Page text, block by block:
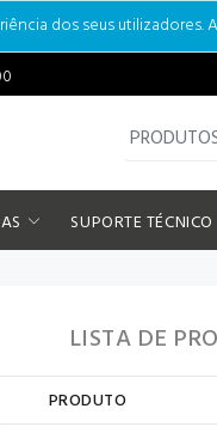
dos seus
SUPORTE TÉCNICO
LISTA DE
PRODUTO